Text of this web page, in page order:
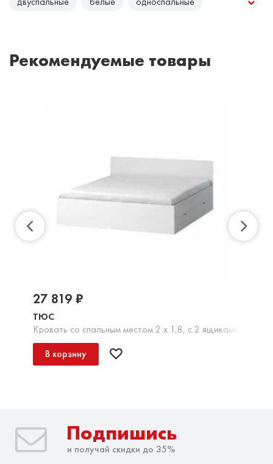
темное дерево
Рекомендуемые товары
ТЮС
Кровать со спальным местом 2 х 1,8, с 2 ящиками, ЛДСП
27 819 ₽
В корзину
Подпишись
и получай скидки до 35%